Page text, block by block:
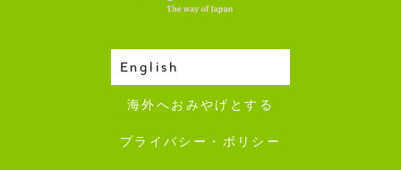
English収穫カレンダー
海外へおみやげとする
プライバシー・ポリシー